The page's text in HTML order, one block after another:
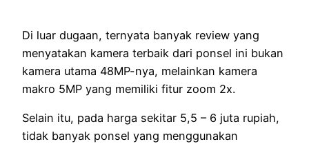
Di luar dugaan, ternyata banyak review yang
menyatakan kamera terbaik dari ponsel ini bukan
kamera utama 48MP-nya, melainkan kamera
makro 5MP yang memiliki fitur zoom 2x.
Selain itu, pada harga sekitar 5,5 – 6 juta rupiah,
tidak banyak ponsel yang menggunakan